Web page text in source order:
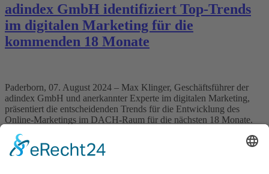
adindex GmbH identifiziert Top-Trends
im digitalen Marketing für die
kommenden 18 Monate
Paderborn, 07. August 2024 – Max Klinger, Geschäftsführer der
adindex GmbH und anerkannter Experte im digitalen Marketing,
präsentiert die entscheidenden Trends für die Entwicklung des
Online-Marketings im DACH-Raum für die nächsten 18 Monate.
Einschätzungen und Prognosen. „Das digitale Marketing entwickelt
sich rasant weiter, und wir sehen einige […]